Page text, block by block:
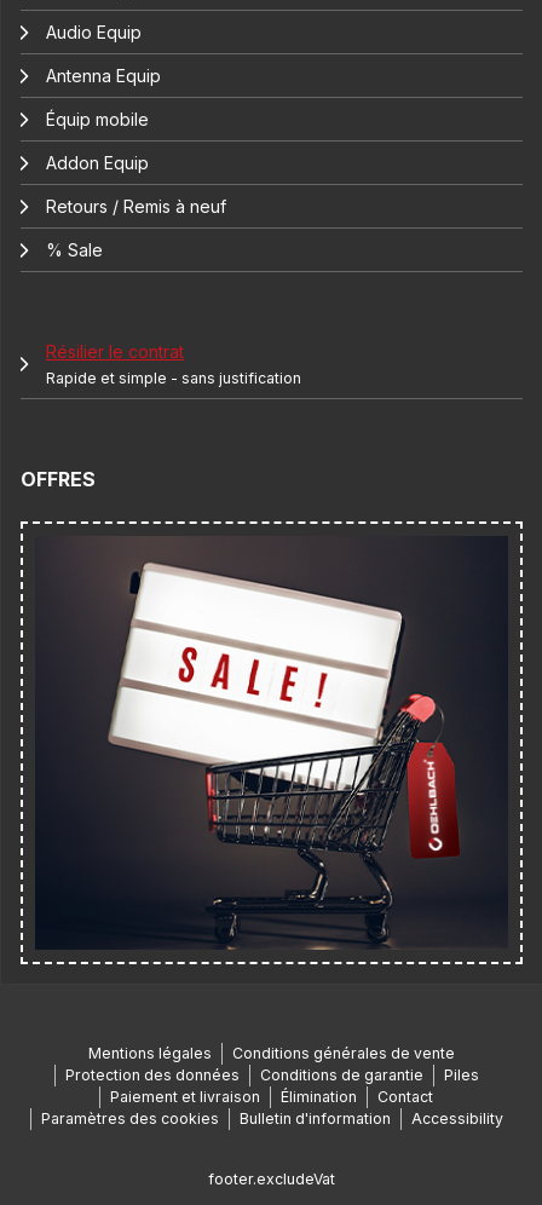
Audio Equip
Antenna Equip
Équip mobile
Addon Equip
Retours / Remis à neuf
% Sale
Résilier le contrat
Rapide et simple - sans justification
OFFRES
Mentions légales
Conditions générales de vente
Protection des données
Conditions de garantie
Piles
Paiement et livraison
Élimination
Contact
Paramètres des cookies
Bulletin d'information Accessibility
footer.excludeVat